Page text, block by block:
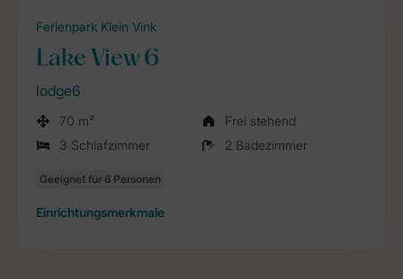
Ferienpark Klein Vink
Lake View 6
lodge6
70 m²
Frei stehend
3 Schlafzimmer
2 Badezimmer
Einrichtungsmerkmale